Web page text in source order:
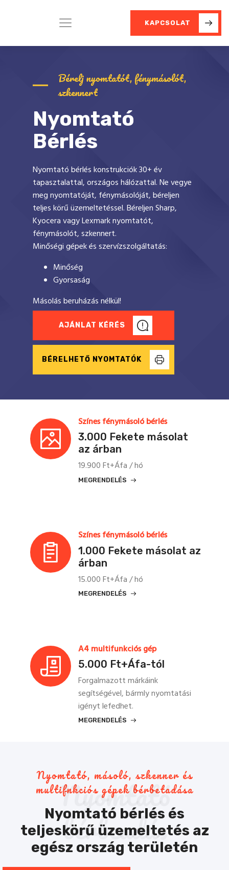
KAPCSOLAT
Bérelj nyomtatót, fénymásolót,
szkennert
Nyomtató
Bérlés
Nyomtató bérlés konstrukciók 30+ év
tapasztalattal, országos hálózattal. Ne vegye
meg nyomtatóját, fénymásolóját, béreljen
teljes körű üzemeltetéssel. Béreljen Sharp,
Kyocera vagy Lexmark nyomtatót,
fénymásolót, szkennert.
Minőségi gépek és szervízszolgáltatás:
Minőség
Gyorsaság
Másolás beruházás nélkül!
AJÁNLAT KÉRÉS
BÉRELHETŐ NYOMTATÓK
Színes fénymásoló bérlés
3.000 Fekete másolat
az árban
19.900 Ft+Áfa / hó
MEGRENDELÉS
Színes fénymásoló bérlés
1.000 Fekete másolat az
árban
15.000 Ft+Áfa / hó
MEGRENDELÉS
A4 multifunkciós gép
5.000 Ft+Áfa-tól
Forgalmazott márkáink
segítségével, bármly nyomtatási
igényt lefedhet.
MEGRENDELÉS
Nyomtató
bérbeadás
Nyomtató, másoló, szkenner és
multifnkciós gépek bérbetadása
Nyomtató bérlés és
teljeskörű üzemeltetés az
egész ország területén